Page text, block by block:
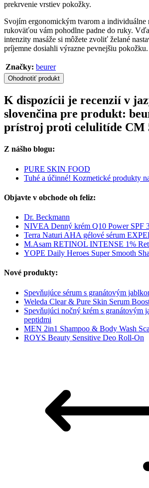
prekrvenie vrstiev pokožky.
Svojím ergonomickým tvarom a individuálne
rukoväťou vám pohodlne padne do ruky.
intenzity masáže si môžete zvoliť želané
príjemne dosiahli výrazne pevnejšiu pokožku.
Značky: beurer
Ohodnotiť produkt
K dispozícii je recenzií v
slovenčina pre produkt:
prístroj proti celulitíde CM
Z nášho blogu:
PURE SKIN FOOD
Tuhé a účinné! Kozmetické produkty
Objavte v obchode oh feliz:
Dr. Beckmann
NIVEA Denný krém Q10 Power SPF
Terra Naturi AHA gélové sérum
M.Asam RETINOL INTENSE 1%
YOPE Daily Heroes Super Smooth
Nové produkty:
Spevňujúce sérum s granátovým
Weleda Clear & Pure Skin Serum
Spevňujúci nočný krém s granátovým
peptidmi
MEN 2in1 Shampoo & Body Wash
ROYS Beauty Sensitive Deo Roll-On